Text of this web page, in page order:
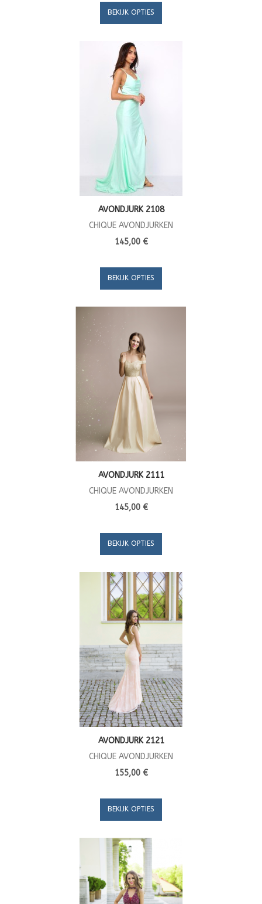
BEKIJK OPTIES
AVONDJURK 2108
CHIQUE AVONDJURKEN
145,00 €
BEKIJK OPTIES
AVONDJURK 2111
CHIQUE AVONDJURKEN
145,00 €
BEKIJK OPTIES
AVONDJURK 2121
CHIQUE AVONDJURKEN
155,00 €
BEKIJK OPTIES